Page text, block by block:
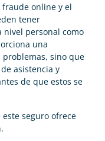
online y el
tener
nivel personal como
una
problemas, sino que
asistencia y
de que estos se
seguro ofrece